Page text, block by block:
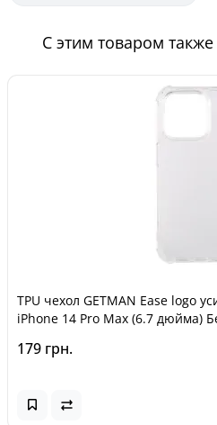
С этим товаром
TPU чехол GETMAN Ease logo
iPhone 14 Pro Max (6.7 дюйма)
179 грн.